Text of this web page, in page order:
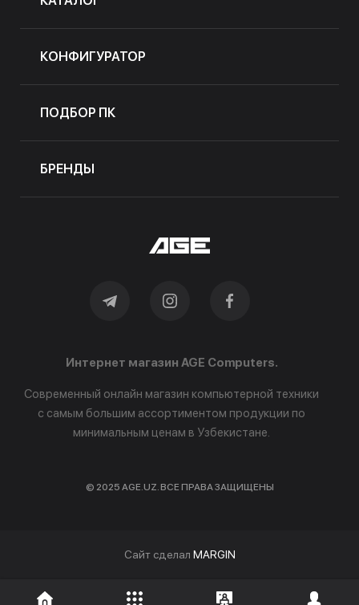
КОНФИГУРАТОР
ПОДБОР ПК
БРЕНДЫ
Интернет магазин AGE Computers.
Современный онлайн магазин компьютерной техники
с самым большим ассортиментом продукции по
минимальным ценам в Узбекистане.
© 2025 AGE.UZ. ВСЕ ПРАВА ЗАЩИЩЕНЫ
Cайт сделал MARGIN